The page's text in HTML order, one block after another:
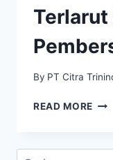
Terlarut
By PT Citra
READ MORE